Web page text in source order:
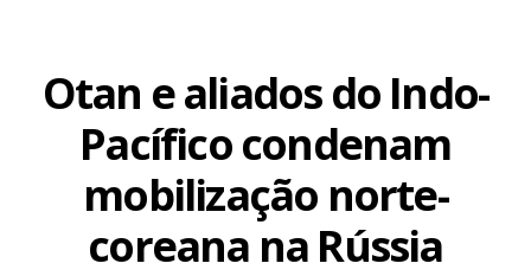
Otan e aliados do Indo-
Pacífico condenam
mobilização norte-
coreana na Rússia